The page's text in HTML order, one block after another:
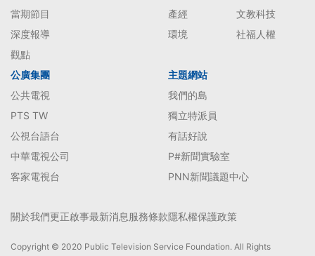
當期節目
深度報導
觀點
產經
文教科技
環境
社福人權
公廣集團
公共電視
PTS TW
公視台語台
中華電視公司
客家電視台
主題網站
我們的島
獨立特派員
有話好說
P#新聞實驗室
PNN新聞議題中心
關於我們更正啟事最新消息服務條款隱私權保護政策
Copyright © 2020 Public Television Service Foundation. All Rights